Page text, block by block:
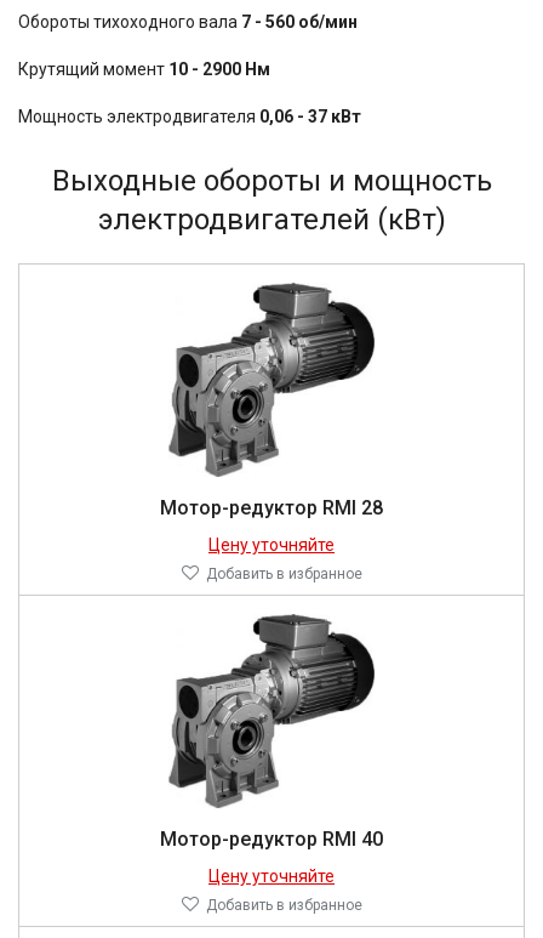
Обороты тихоходного вала 7 - 560 об/мин
Крутящий момент 10 - 2900 Нм
Мощность электродвигателя 0,06 - 37 кВт
Выходные обороты и мощность
электродвигателей (кВт)
Мотор-редуктор RMI 28
Цену уточняйте
Добавить в избранное
Мотор-редуктор RMI 40
Цену уточняйте
Добавить в избранное